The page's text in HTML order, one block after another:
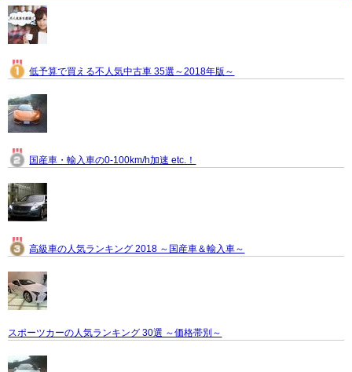
低予算で買える不人気中古車 35選～2018年版～
国産車・輸入車の0-100km/h加速 etc.！
高級車の人気ランキング 2018 ～国産車＆輸入車～
スポーツカーの人気ランキング 30選 ～価格帯別～